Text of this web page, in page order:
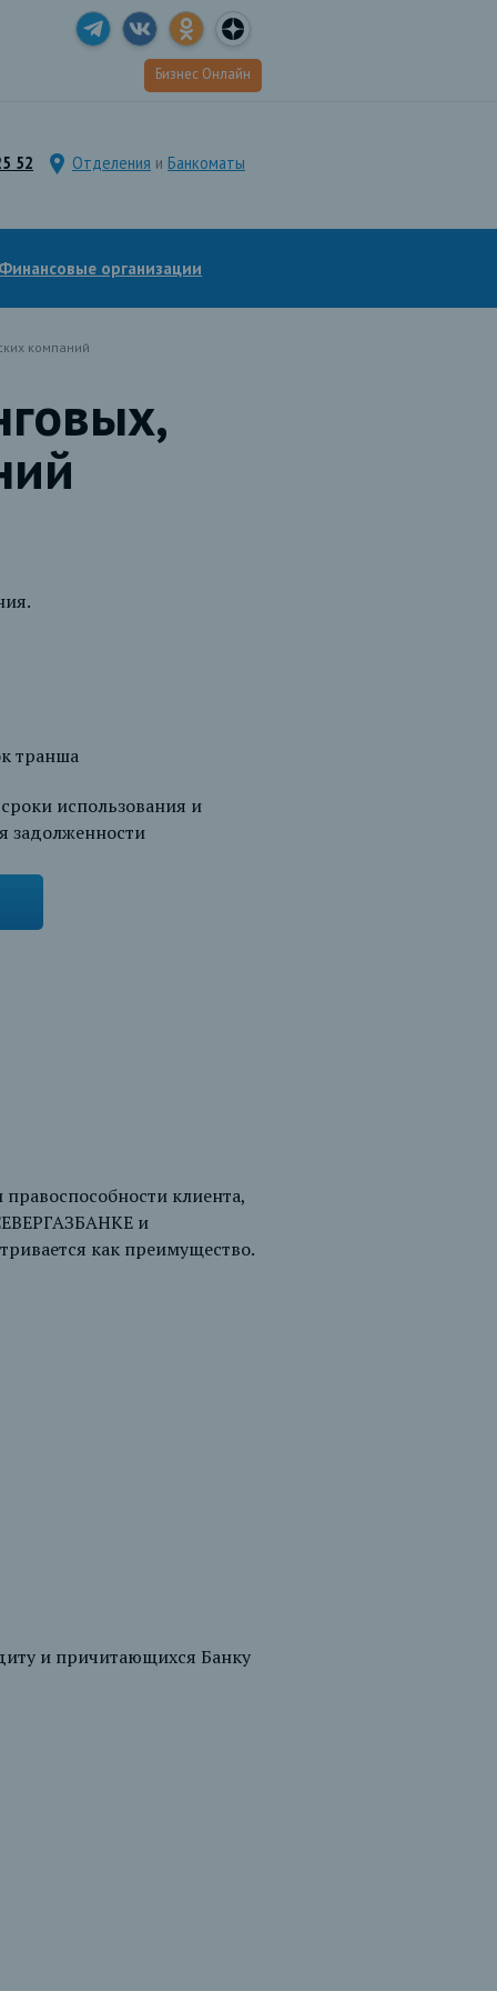
Бизнес Онлайн
52 Отделения и Банкоматы
Финансовые организации
компаний
транша
использования и
задолженности
клиента,
и
как преимущество.
и причитающихся Банку